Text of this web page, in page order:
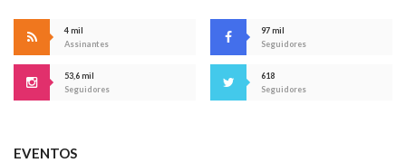
4 mil
Assinantes
97 mil
Seguidores
53,6 mil
Seguidores
618
Seguidores
EVENTOS